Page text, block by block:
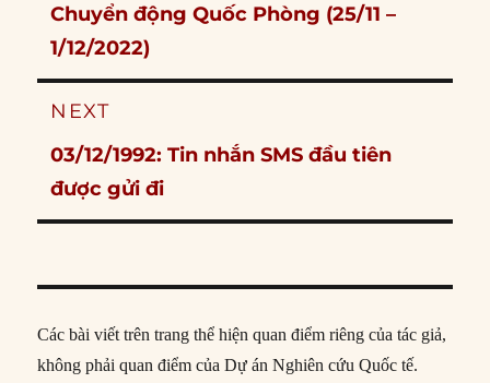
Previous
post:
Chuyển động Quốc Phòng (25/11 –
1/12/2022)
NEXT
Next
post:
03/12/1992: Tin nhắn SMS đầu tiên
được gửi đi
Các bài viết trên trang thể hiện quan điểm riêng của tác giả,
không phải quan điểm của Dự án Nghiên cứu Quốc tế.